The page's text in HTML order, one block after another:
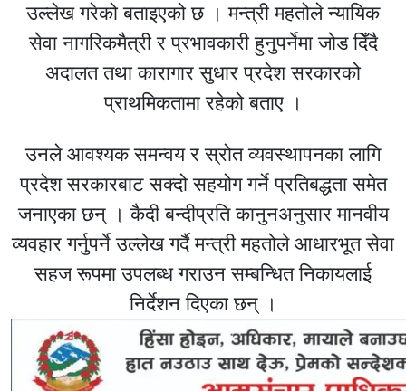
उल्लेख गरेको बताइएको छ । मन्त्री महतोले न्यायिक
सेवा नागरिकमैत्री र प्रभावकारी हुनुपर्नेमा जोड दिँदै
अदालत तथा कारागार सुधार प्रदेश सरकारको
प्राथमिकतामा रहेको बताए ।
उनले आवश्यक समन्वय र स्रोत व्यवस्थापनका लागि
प्रदेश सरकारबाट सक्दो सहयोग गर्ने प्रतिबद्धता समेत
जनाएका छन् । कैदी बन्दीप्रति कानुनअनुसार मानवीय
व्यवहार गर्नुपर्ने उल्लेख गर्दै मन्त्री महतोले आधारभूत सेवा
सहज रूपमा उपलब्ध गराउन सम्बन्धित निकायलाई
निर्देशन दिएका छन् ।